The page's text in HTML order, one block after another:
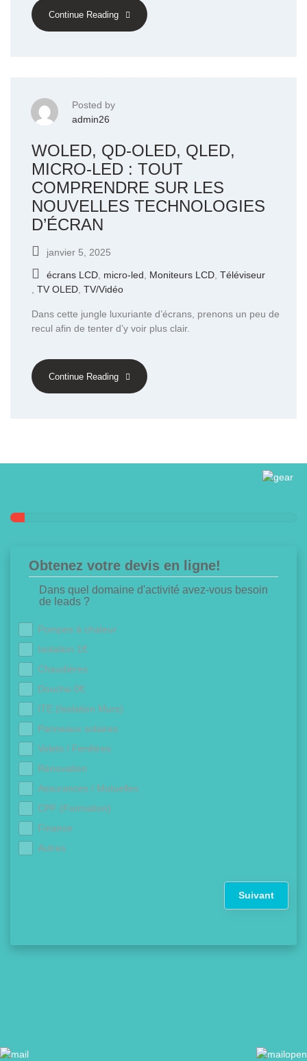
Continue Reading
Posted by
admin26
WOLED, QD-OLED, QLED,
MICRO-LED : TOUT
COMPRENDRE SUR LES
NOUVELLES TECHNOLOGIES
D’ÉCRAN
janvier 5, 2025
écrans LCD micro-led Moniteurs LCD Téléviseur
TV OLED TV/Vidéo
Dans cette jungle luxuriante d’écrans, prenons un peu de
recul afin de tenter d’y voir plus clair.
Continue Reading
Obtenez votre devis en ligne!
Dans quel domaine d'activité avez-vous besoin
de leads ?
Pompes à chaleur
Isolation 1€
Chaudières
Douche 0€
ITE (Isolation Murs)
Panneaux solaires
Volets / Fenêtres
Rénovation
Assurances / Mutuelles
CPF (Formation)
Finance
Autres
Suivant